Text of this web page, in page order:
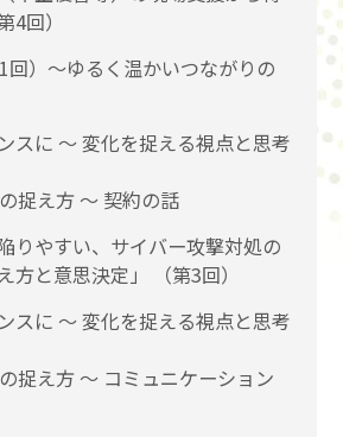
4回）
回）～ゆるく温かいつながりの
スに 〜 変化を捉える視点と思考
捉え方 〜 契約の話
りやすい、サイバー攻撃対処の
方と意思決定」 （第3回）
スに 〜 変化を捉える視点と思考
捉え方 〜 コミュニケーション